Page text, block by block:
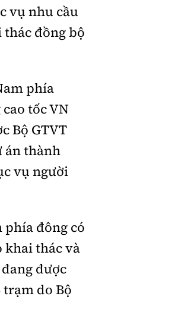
vụ nhu cầu
đồng bộ
phía
tốc VN
Bộ GTVT
án thành
vụ người
phía đông có
khai thác và
được
do Bộ